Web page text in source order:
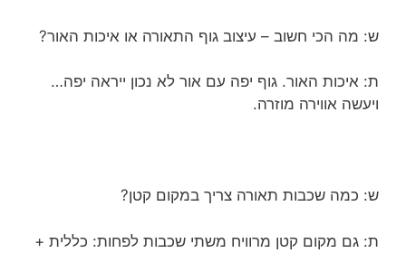
ש: מה הכי חשוב – עיצוב גוף התאורה או איכות האור?
ת: איכות האור. גוף יפה עם אור לא נכון ייראה יפה…
ויעשה אווירה מוזרה.
ש: כמה שכבות תאורה צריך במקום קטן?
ת: גם מקום קטן מרוויח משתי שכבות לפחות: כללית +